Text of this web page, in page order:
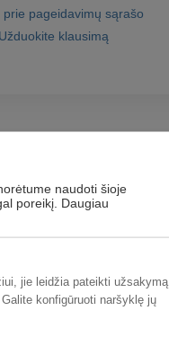
prie pageidavimų sąrašo
Užduokite klausimą
naudoti šioje
poreikį. Daugiau
jie leidžia pateikti užsakymą
konfigūruoti naršyklę jų